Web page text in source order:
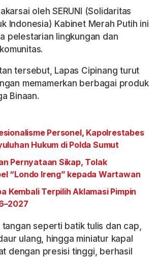
oleh SERUNI (Solidaritas
Indonesia) Kabinet Merah Putih ini
pelestarian lingkungan dan
tersebut, Lapas Cipinang turut
memamerkan berbagai produk
Binaan.
Personel, Kapolrestabes
Hukum di Polda Sumut
Pernyataan Sikap, Tolak
“Londo Ireng” kepada Wartawan
Kembali Terpilih Aklamasi Pimpin
seperti batik tulis dan cap,
ulang, hingga miniatur kapal
dengan presisi tinggi, berhasil